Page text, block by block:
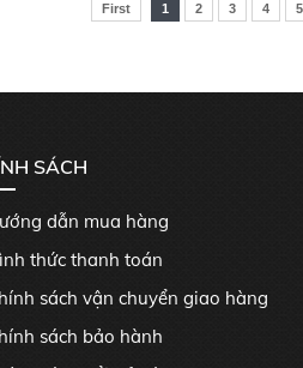
First 1 2 3 4 5
SÁCH
dẫn mua hàng
thức thanh toán
sách vận chuyển giao hàng
sách bảo hành